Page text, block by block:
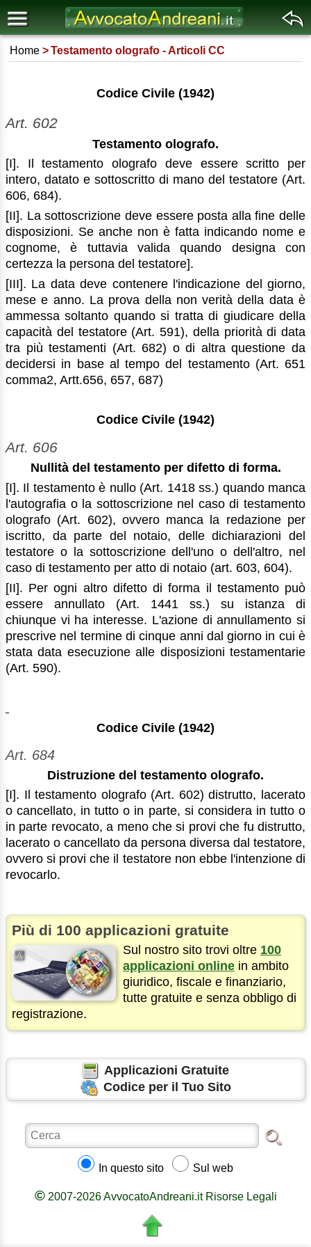
Home Testamento olografo - Articoli CC
Codice Civile (1942)
Art. 602
Testamento olografo.
[I]. Il testamento olografo deve essere scritto per
intero, datato e sottoscritto di mano del testatore (Art.
606, 684).
[II]. La sottoscrizione deve essere posta alla fine delle
disposizioni. Se anche non è fatta indicando nome e
cognome, è tuttavia valida quando designa con
certezza la persona del testatore].
[III]. La data deve contenere l'indicazione del giorno,
mese e anno. La prova della non verità della data è
ammessa soltanto quando si tratta di giudicare della
capacità del testatore (Art. 591), della priorità di data
tra più testamenti (Art. 682) o di altra questione da
decidersi in base al tempo del testamento (Art. 651
comma2, Artt.656, 657, 687)
Codice Civile (1942)
Art. 606
Nullità del testamento per difetto di forma.
[I]. Il testamento è nullo (Art. 1418 ss.) quando manca
l'autografia o la sottoscrizione nel caso di testamento
olografo (Art. 602), ovvero manca la redazione per
iscritto, da parte del notaio, delle dichiarazioni del
testatore o la sottoscrizione dell'uno o dell'altro, nel
caso di testamento per atto di notaio (art. 603, 604).
[II]. Per ogni altro difetto di forma il testamento può
essere annullato (Art. 1441 ss.) su istanza di
chiunque vi ha interesse. L'azione di annullamento si
prescrive nel termine di cinque anni dal giorno in cui è
stata data esecuzione alle disposizioni testamentarie
(Art. 590).
Codice Civile (1942)
Art. 684
Distruzione del testamento olografo.
[I]. Il testamento olografo (Art. 602) distrutto, lacerato
o cancellato, in tutto o in parte, si considera in tutto o
in parte revocato, a meno che si provi che fu distrutto,
lacerato o cancellato da persona diversa dal testatore,
ovvero si provi che il testatore non ebbe l'intenzione di
revocarlo.
Più di 100 applicazioni gratuite
Sul nostro sito trovi oltre 100
applicazioni online in ambito
giuridico, fiscale e finanziario,
tutte gratuite e senza obbligo di
registrazione.
Applicazioni Gratuite
Codice per il Tuo Sito
In questo sito Sul web
©2007-2026 AvvocatoAndreani.it Risorse Legali